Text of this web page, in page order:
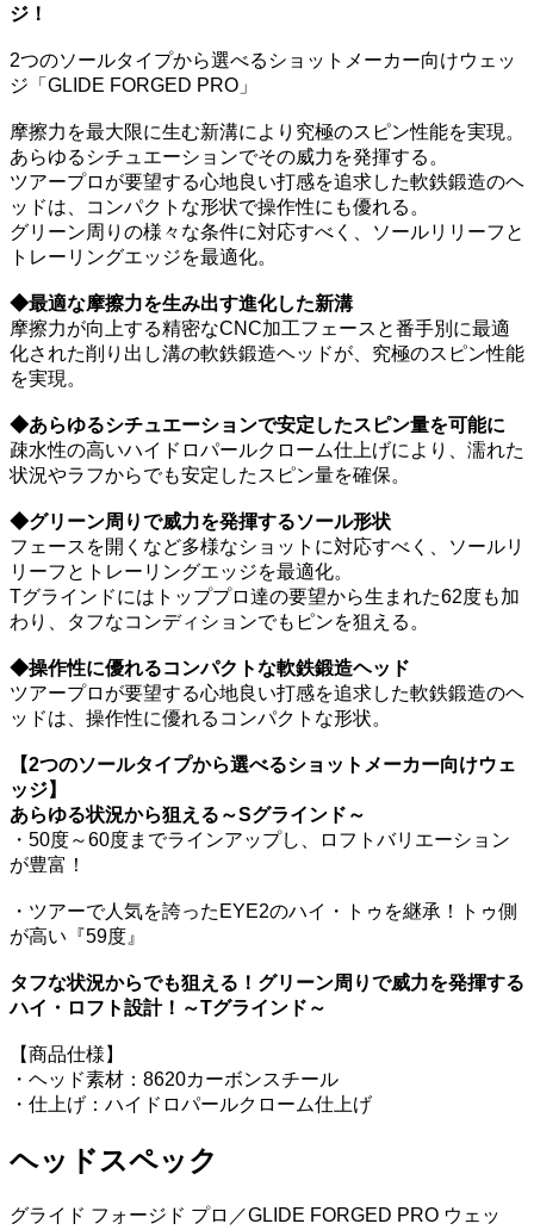
ジ！
2つのソールタイプから選べるショットメーカー向けウェッ
ジ「GLIDE FORGED PRO」
摩擦力を最大限に生む新溝により究極のスピン性能を実現。
あらゆるシチュエーションでその威力を発揮する。
ツアープロが要望する心地良い打感を追求した軟鉄鍛造のヘ
ッドは、コンパクトな形状で操作性にも優れる。
グリーン周りの様々な条件に対応すべく、ソールリリーフと
トレーリングエッジを最適化。
◆最適な摩擦力を生み出す進化した新溝
摩擦力が向上する精密なCNC加工フェースと番手別に最適
化された削り出し溝の軟鉄鍛造ヘッドが、究極のスピン性能
を実現。
◆あらゆるシチュエーションで安定したスピン量を可能に
疎水性の高いハイドロパールクローム仕上げにより、濡れた
状況やラフからでも安定したスピン量を確保。
◆グリーン周りで威力を発揮するソール形状
フェースを開くなど多様なショットに対応すべく、ソールリ
リーフとトレーリングエッジを最適化。
Tグラインドにはトッププロ達の要望から生まれた62度も加
わり、タフなコンディションでもピンを狙える。
◆操作性に優れるコンパクトな軟鉄鍛造ヘッド
ツアープロが要望する心地良い打感を追求した軟鉄鍛造のヘ
ッドは、操作性に優れるコンパクトな形状。
【2つのソールタイプから選べるショットメーカー向けウェ
ッジ】
あらゆる状況から狙える～Sグラインド～
・50度～60度までラインアップし、ロフトバリエーション
が豊富！
・ツアーで人気を誇ったEYE2のハイ・トゥを継承！トゥ側
が高い『59度』
タフな状況からでも狙える！グリーン周りで威力を発揮する
ハイ・ロフト設計！～Tグラインド～
【商品仕様】
・ヘッド素材：8620カーボンスチール
・仕上げ：ハイドロパールクローム仕上げ
ヘッドスペック
グライド フォージド プロ／GLIDE FORGED PRO ウェッ